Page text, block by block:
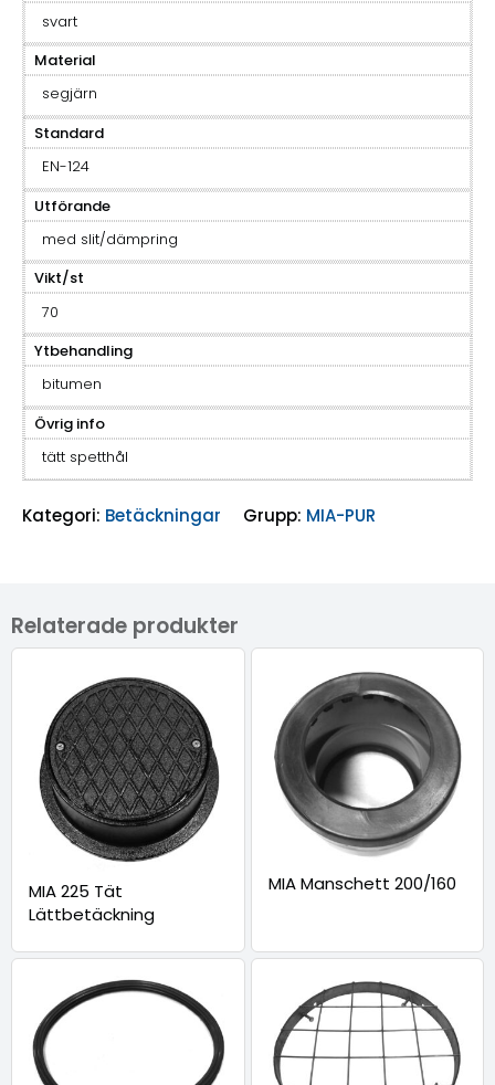
svart
Material
segjärn
Standard
EN-124
Utförande
med slit/dämpring
Vikt/st
70
Ytbehandling
bitumen
Övrig info
tätt spetthål
Kategori: Betäckningar Grupp: MIA-PUR
Relaterade produkter
MIA 225 Tät
Lättbetäckning
MIA Manschett 200/160